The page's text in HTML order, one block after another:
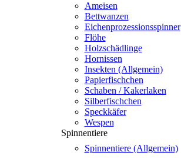
Amei­sen
Bett­wan­zen
Eichen­pro­zes­si­ons­spin­ner
Flö­he
Holz­schäd­lin­ge
Hor­nis­sen
Insek­ten (all­ge­mein)
Papier­fisch­chen
Scha­ben / Kaker­la­ken
Sil­ber­fisch­chen
Speck­kä­fer
Wes­pen
Spin­nen­tie­re
Spin­nen­tie­re (all­ge­mein)